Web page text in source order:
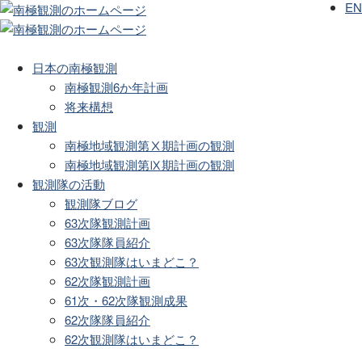
日本の南極観測
南極観測6か年計画
将来構想
観測
南極地域観測第Ⅹ期計画の観測
南極地域観測第Ⅸ期計画の観測
観測隊の活動
観測隊ブログ
63次隊観測計画
63次隊隊員紹介
63次観測隊はいまどこ？
62次隊観測計画
61次・62次隊観測成果
62次隊隊員紹介
62次観測隊はいまどこ？
EN